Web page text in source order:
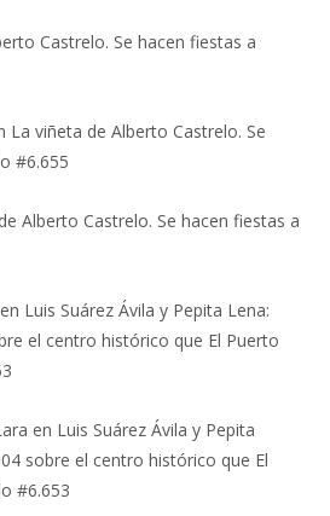
Castrelo. Se hacen fiestas a
La viñeta de Alberto Castrelo. Se
#6.655
Alberto Castrelo. Se hacen fiestas a
en Luis Suárez Ávila y Pepita Lena:
el centro histórico que El Puerto
en Luis Suárez Ávila y Pepita
sobre el centro histórico que El
#6.653